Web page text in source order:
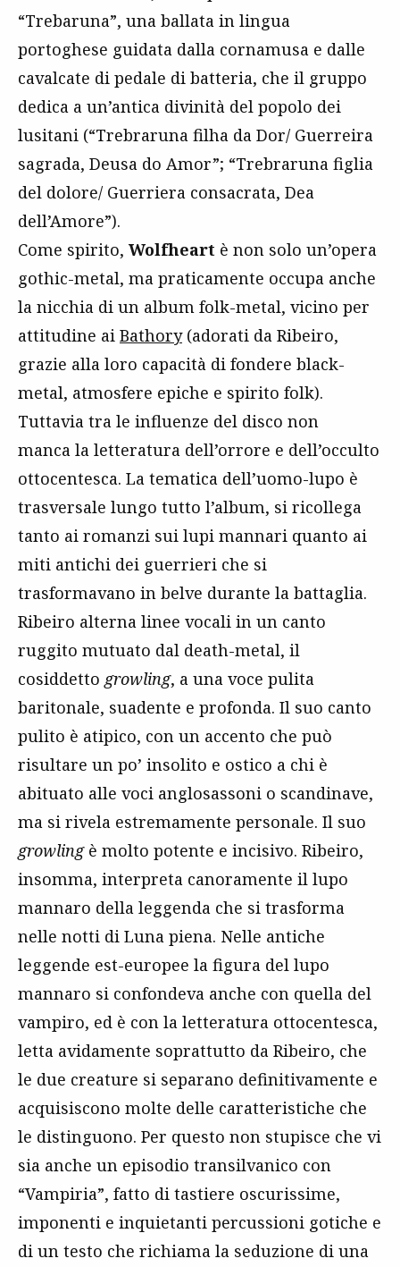
“Trebaruna”, una ballata in lingua
portoghese guidata dalla cornamusa e dalle
cavalcate di pedale di batteria, che il gruppo
dedica a un’antica divinità del popolo dei
lusitani (“Trebraruna filha da Dor/ Guerreira
sagrada, Deusa do Amor”; “Trebraruna figlia
del dolore/ Guerriera consacrata, Dea
dell’Amore”).
Come spirito, Wolfheart è non solo un’opera
gothic-metal, ma praticamente occupa anche
la nicchia di un album folk-metal, vicino per
attitudine ai Bathory(adorati da Ribeiro,
grazie alla loro capacità di fondere black-
metal, atmosfere epiche e spirito folk).
Tuttavia tra le influenze del disco non
manca la letteratura dell’orrore e dell’occulto
ottocentesca. La tematica dell’uomo-lupo è
trasversale lungo tutto l’album, si ricollega
tanto ai romanzi sui lupi mannari quanto ai
miti antichi dei guerrieri che si
trasformavano in belve durante la battaglia.
Ribeiro alterna linee vocali in un canto
ruggito mutuato dal death-metal, il
cosiddetto growling, a una voce pulita
baritonale, suadente e profonda. Il suo canto
pulito è atipico, con un accento che può
risultare un po’ insolito e ostico a chi è
abituato alle voci anglosassoni o scandinave,
ma si rivela estremamente personale. Il suo
growlingè molto potente e incisivo. Ribeiro,
insomma, interpreta canoramente il lupo
mannaro della leggenda che si trasforma
nelle notti di Luna piena. Nelle antiche
leggende est-europee la figura del lupo
mannaro si confondeva anche con quella del
vampiro, ed è con la letteratura ottocentesca,
letta avidamente soprattutto da Ribeiro, che
le due creature si separano definitivamente e
acquisiscono molte delle caratteristiche che
le distinguono. Per questo non stupisce che vi
sia anche un episodio transilvanico con
“Vampiria”, fatto di tastiere oscurissime,
imponenti e inquietanti percussioni gotiche e
di un testo che richiama la seduzione di una